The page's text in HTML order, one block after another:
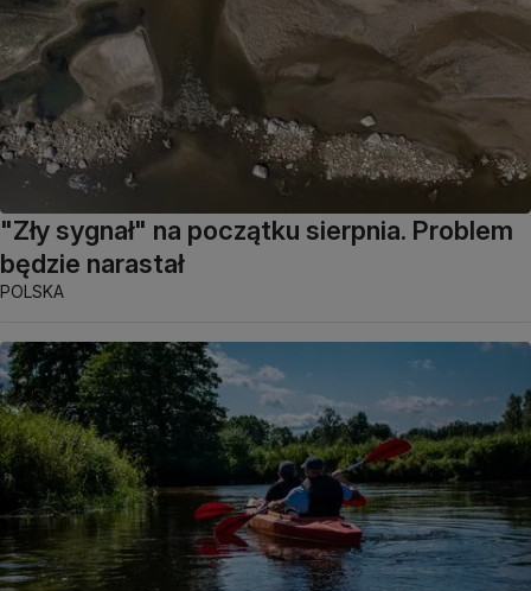
"Zły sygnał" na początku sierpnia. Problem
będzie narastał
POLSKA